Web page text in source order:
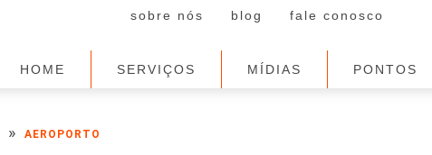
sobre nós blog fale conosco
HOME SERVIÇOS MÍDIAS PONTOS
» AEROPORTO